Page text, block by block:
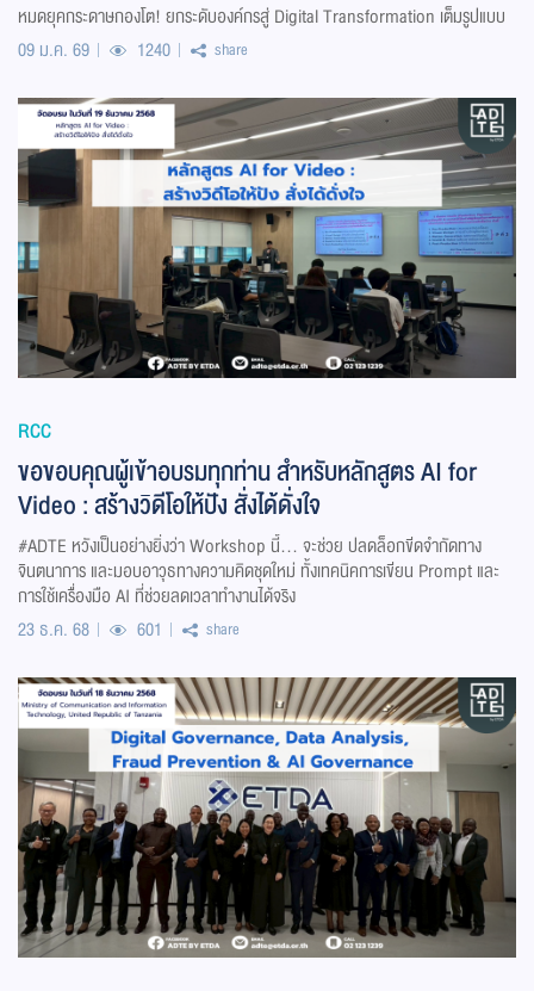
หมดยุคกระดาษกองโต! ยกระดับองค์กรสู่ Digital Transformation เต็มรูปแบบ
09 ม.ค. 69
1240 share
RCC
ขอขอบคุณผู้เข้าอบรมทุกท่าน สำหรับหลักสูตร AI for
Video : สร้างวิดีโอให้ปัง สั่งได้ดั่งใจ
#ADTE หวังเป็นอย่างยิ่งว่า Workshop นี้... จะช่วย ปลดล็อกขีดจำกัดทาง
จินตนาการ และมอบอาวุธทางความคิดชุดใหม่ ทั้งเทคนิคการเขียน Prompt และ
การใช้เครื่องมือ AI ที่ช่วยลดเวลาทำงานได้จริง
23 ธ.ค. 68
601 share